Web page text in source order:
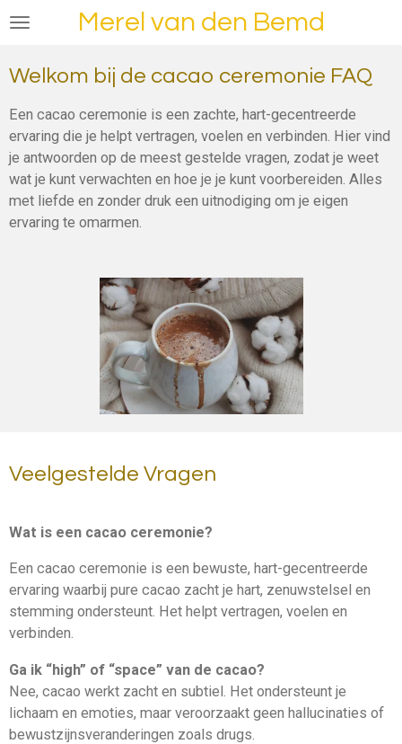
Ga
de
hoofdinhoud
Merel van den Bemd
Welkom bij de cacao ceremonie FAQ
Een cacao ceremonie is een zachte, hart-gecentreerde
ervaring die je helpt vertragen, voelen en verbinden. Hier vind
je antwoorden op de meest gestelde vragen, zodat je weet
wat je kunt verwachten en hoe je je kunt voorbereiden. Alles
met liefde en zonder druk een uitnodiging om je eigen
ervaring te omarmen.
Veelgestelde Vragen
Wat is een cacao ceremonie?
Een cacao ceremonie is een bewuste, hart-gecentreerde
ervaring waarbij pure cacao zacht je hart, zenuwstelsel en
stemming ondersteunt. Het helpt vertragen, voelen en
verbinden.
Ga ik “high” of “space” van de cacao?
Nee, cacao werkt zacht en subtiel. Het ondersteunt je
lichaam en emoties, maar veroorzaakt geen hallucinaties of
bewustzijnsveranderingen zoals drugs.